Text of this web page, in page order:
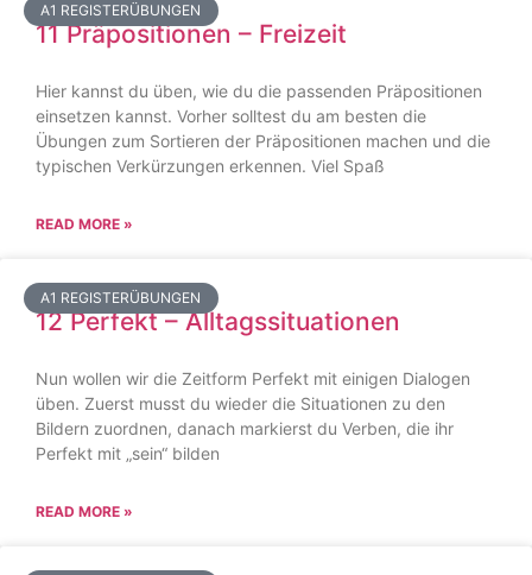
A1 REGISTERÜBUNGEN
11 Präpositionen – Freizeit
Hier kannst du üben, wie du die passenden Präpositionen
einsetzen kannst. Vorher solltest du am besten die
Übungen zum Sortieren der Präpositionen machen und die
typischen Verkürzungen erkennen. Viel Spaß
READ MORE »
A1 REGISTERÜBUNGEN
12 Perfekt – Alltagssituationen
Nun wollen wir die Zeitform Perfekt mit einigen Dialogen
üben. Zuerst musst du wieder die Situationen zu den
Bildern zuordnen, danach markierst du Verben, die ihr
Perfekt mit „sein“ bilden
READ MORE »